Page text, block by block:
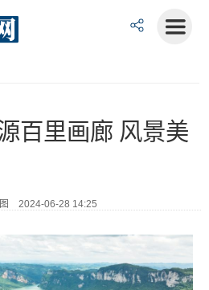
百里画廊 风景美
2024-06-28 14:25